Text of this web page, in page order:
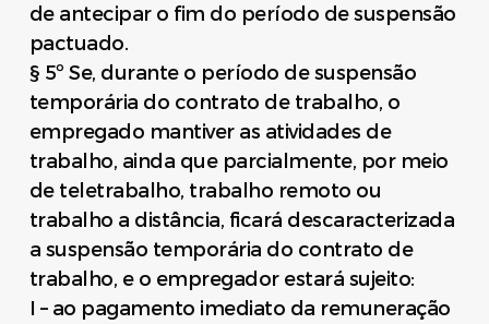
de antecipar o fim do período de suspensão
pactuado.
§ 5º Se, durante o período de suspensão
temporária do contrato de trabalho, o
empregado mantiver as atividades de
trabalho, ainda que parcialmente, por meio
de teletrabalho, trabalho remoto ou
trabalho a distância, ficará descaracterizada
a suspensão temporária do contrato de
trabalho, e o empregador estará sujeito:
I – ao pagamento imediato da remuneração